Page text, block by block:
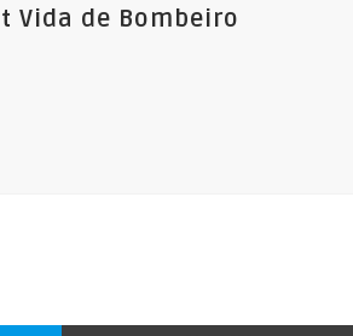
Vida de Bombeiro